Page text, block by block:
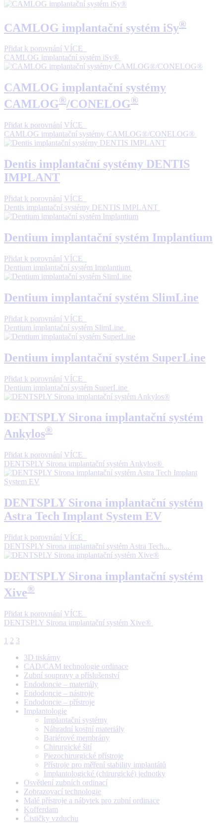
CAMLOG implantační systém iSy®
Přidat k porovnání VÍCE
CAMLOG implantační systém iSy®
CAMLOG implantační systémy
CAMLOG®/CONELOG®
Přidat k porovnání VÍCE
CAMLOG implantační systémy CAMLOG®/CONELOG®
Dentis implantační systémy DENTIS
IMPLANT
Přidat k porovnání VÍCE
Dentis implantační systémy DENTIS IMPLANT
Dentium implantační systém Implantium
Přidat k porovnání VÍCE
Dentium implantační systém Implantium
Dentium implantační systém SlimLine
Přidat k porovnání VÍCE
Dentium implantační systém SlimLine
Dentium implantační systém SuperLine
Přidat k porovnání VÍCE
Dentium implantační systém SuperLine
DENTSPLY Sirona implantační systém
Ankylos®
Přidat k porovnání VÍCE
DENTSPLY Sirona implantační systém Ankylos®
DENTSPLY Sirona implantační systém
Astra Tech Implant System EV
Přidat k porovnání VÍCE
DENTSPLY Sirona implantační systém Astra Tech...
DENTSPLY Sirona implantační systém
Xive®
Přidat k porovnání VÍCE
DENTSPLY Sirona implantační systém Xive®
1 2 3
3D tiskárny
CAD/CAM technologie ordinace
Zubní soupravy a příslušenství
Endodoncie – materiály
Endodoncie – nástroje
Endodoncie – přístroje
Implantologie
Implantační systémy
Náhradní kostní materiály
Bariérové membrány
Chirurgické šití
Piezochirurgické přístroje
Přístroje pro měření stability implantátů
Implantologické (chirurgické) jednotky
Osvětlení zubních ordinací
Zobrazovací technologie
Malé přístroje a nábytek pro zubní ordinace
Kofferdam
Čističky vzduchu